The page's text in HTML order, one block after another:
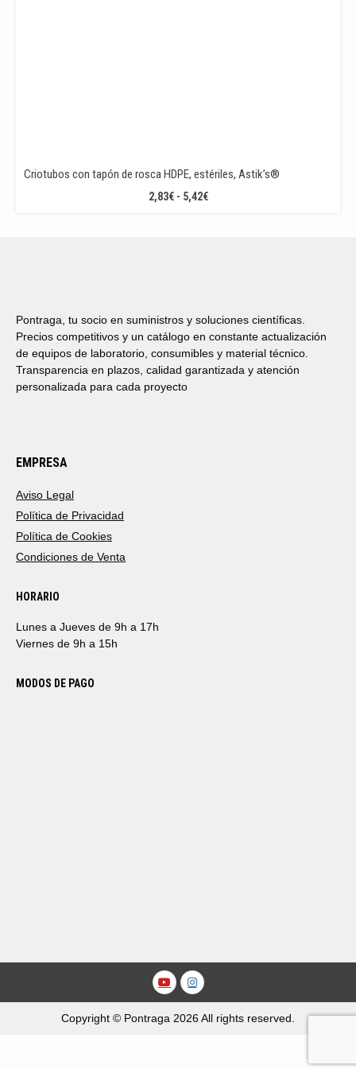
Criotubos con tapón de rosca HDPE, estériles, Astik’s®
2,83€ - 5,42€RANGO
Pontraga, tu socio en suministros y soluciones científicas.
Precios competitivos y un catálogo en constante actualización
de equipos de laboratorio, consumibles y material técnico.
Transparencia en plazos, calidad garantizada y atención
personalizada para cada proyecto
EMPRESA
Aviso Legal
Política de Privacidad
Política de Cookies
Condiciones de Venta
HORARIO
Lunes a Jueves de 9h a 17h
Viernes de 9h a 15h
MODOS DE PAGO
Youtube
Instagram
Copyright © Pontraga 2026 All rights reserved.